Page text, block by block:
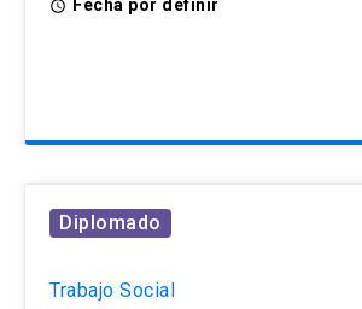
access_time Fecha por definir
Diplomado
Trabajo Social